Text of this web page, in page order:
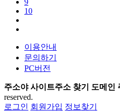
9
10
이용안내
문의하기
PC버전
주소야 사이트주소 찾기 도메인
reserved.
로그인 회원가입 정보찾기